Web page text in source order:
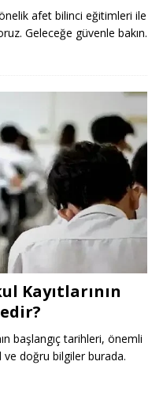
afet bilinci eğitimleri ile
Geleceğe güvenle bakın.
Kayıtlarının
başlangıç tarihleri, önemli
ve doğru bilgiler burada.